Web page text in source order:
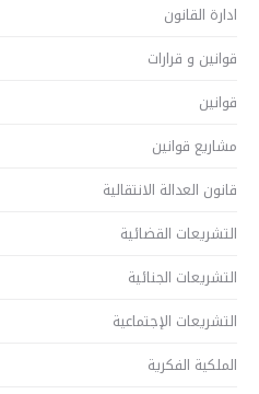
ادارة القانون
قوانين و قرارات
قوانين
مشاريع قوانين
قانون العدالة الانتقالية
التشريعات القضائية
التشريعات الجنائية
التشريعات الإجتماعية
الملكية الفكرية